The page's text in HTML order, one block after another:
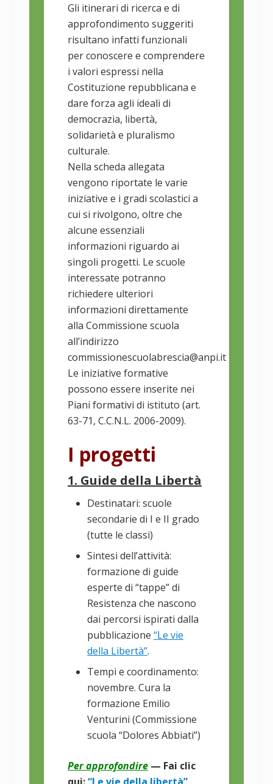
Gli itinerari di ricerca e di
approfondimento suggeriti
risultano infatti funzionali
per conoscere e comprendere
i valori espressi nella
Costituzione repubblicana e
dare forza agli ideali di
democrazia, libertà,
solidarietà e pluralismo
culturale.
Nella scheda allegata
vengono riportate le varie
iniziative e i gradi scolastici a
cui si rivolgono, oltre che
alcune essenziali
informazioni riguardo ai
singoli progetti. Le scuole
interessate potranno
richiedere ulteriori
informazioni direttamente
alla Commissione scuola
all’indirizzo
commissionescuolabrescia@anpi.it
Le iniziative formative
possono essere inserite nei
Piani formativi di istituto (art.
63-71, C.C.N.L. 2006-2009).
I progetti
1. Guide della Libertà
Destinatari: scuole
secondarie di I e II grado
(tutte le classi)
Sintesi dell’attività:
formazione di guide
esperte di “tappe” di
Resistenza che nascono
dai percorsi ispirati dalla
pubblicazione“Le vie
della Libertà”.
Tempi e coordinamento:
novembre. Cura la
formazione Emilio
Venturini (Commissione
scuola “Dolores Abbiati”)
Per approfondire — Fai clic